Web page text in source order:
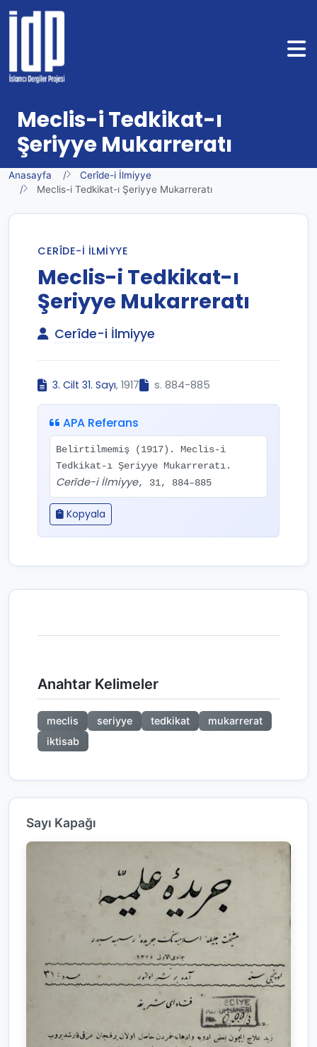
Meclis-i Tedkikat-ı
Şeriyye Mukarreratı
Anasayfa
Cerîde-i İlmiyye
Meclis-i Tedkikat-ı Şeriyye Mukarreratı
CERÎDE-I İLMIYYE
Meclis-i Tedkikat-ı
Şeriyye Mukarreratı
Cerîde-i İlmiyye
3. Cilt 31. Sayı, 1917 s. 884-885
APA Referans
Belirtilmemiş (1917). Meclis-i
Tedkikat-ı Şeriyye Mukarreratı.
Cerîde-i İlmiyye, 31, 884–885
Kopyala
Anahtar Kelimeler
meclis seriyye tedkikat
mukarrerat
iktisab
Sayı Kapağı